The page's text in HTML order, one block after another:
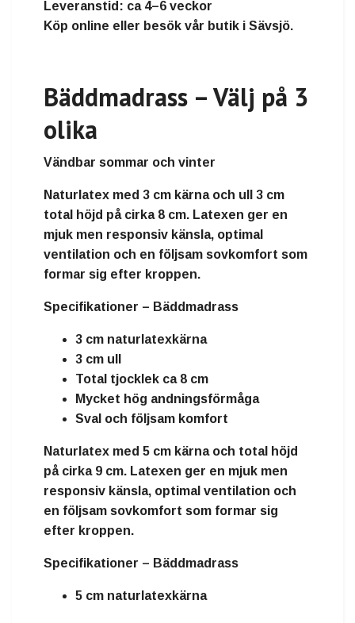
Leveranstid: ca 4–6 veckor
Köp online eller besök vår butik i Sävsjö.
Bäddmadrass – Välj på 3
olika
Vändbar sommar och vinter
Naturlatex med 3 cm kärna och ull 3 cm
total höjd på cirka 8 cm. Latexen ger en
mjuk men responsiv känsla, optimal
ventilation och en följsam sovkomfort som
formar sig efter kroppen.
Specifikationer – Bäddmadrass
3 cm naturlatexkärna
3 cm ull
Total tjocklek ca 8 cm
Mycket hög andningsförmåga
Sval och följsam komfort
Naturlatex med 5 cm kärnaoch total höjd
på cirka 9 cm. Latexen ger en mjuk men
responsiv känsla, optimal ventilation och
en följsam sovkomfort som formar sig
efter kroppen.
Specifikationer – Bäddmadrass
5 cm naturlatexkärna